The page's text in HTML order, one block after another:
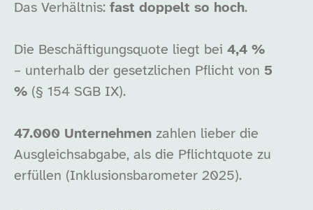
Das Verhältnis: fast doppelt so hoch.
Die Beschäftigungsquote liegt bei 4,4 %
– unterhalb der gesetzlichen Pflicht von 5
% (§ 154 SGB IX).
47.000 Unternehmen zahlen lieber die
Ausgleichsabgabe, als die Pflichtquote zu
erfüllen (Inklusionsbarometer 2025).